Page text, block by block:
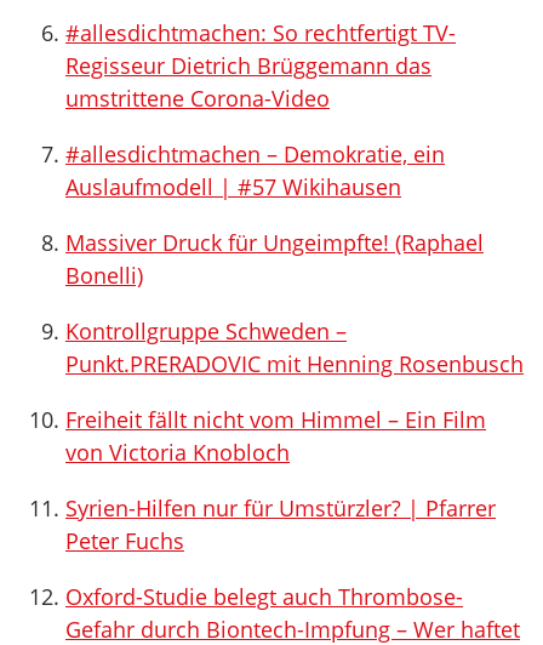
#allesdichtmachen​: So rechtfertigt TV-
Regisseur Dietrich Brüggemann das
umstrittene Corona-Video
#allesdichtmachen​ – Demokratie, ein
Auslaufmodell | #57 Wikihausen
Massiver Druck für Ungeimpfte! (Raphael
Bonelli)
Kontrollgruppe Schweden –
Punkt.PRERADOVIC mit Henning Rosenbusch
Freiheit fällt nicht vom Himmel – Ein Film
von Victoria Knobloch
Syrien-Hilfen nur für Umstürzler? | Pfarrer
Peter Fuchs
Oxford-Studie belegt auch Thrombose-
Gefahr durch Biontech-Impfung – Wer haftet